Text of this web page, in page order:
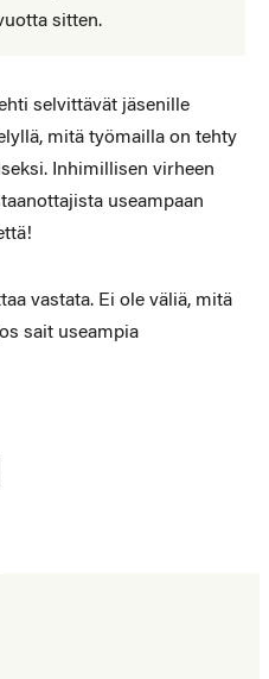
sitten.
selvittävät jäsenille
mitä työmailla on tehty
Inhimillisen virheen
useampaan
vastata. Ei ole väliä, mitä
sait useampia
LinkedIn:ssä